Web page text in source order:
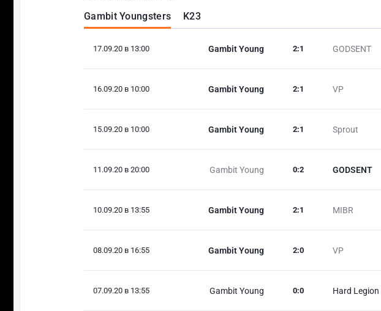
Gambit Youngsters K23
17.09.20 в 13:00 Gambit Young GODSENT
2:1
16.09.20 в 10:00 Gambit Young VP
2:1
15.09.20 в 10:00 Gambit Young Sprout
2:1
11.09.20 в 20:00 Gambit Young GODSENT
0:2
10.09.20 в 13:55 Gambit Young MIBR
2:1
08.09.20 в 16:55 Gambit Young VP
2:0
07.09.20 в 13:55 Gambit Young Hard Legion
0:0